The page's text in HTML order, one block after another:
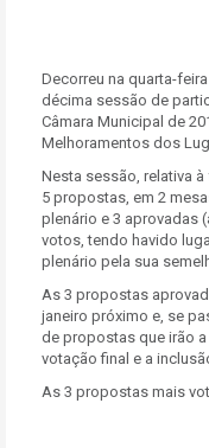
Decorreu na quarta-
décima sessão de
Câmara Municipal de
Melhoramentos dos
Nesta sessão, relativa
5 propostas, em 2
plenário e 3 aprovadas
votos, tendo havido
plenário pela sua
As 3 propostas
janeiro próximo e, se
de propostas que irão
votação final e a
As 3 propostas mais